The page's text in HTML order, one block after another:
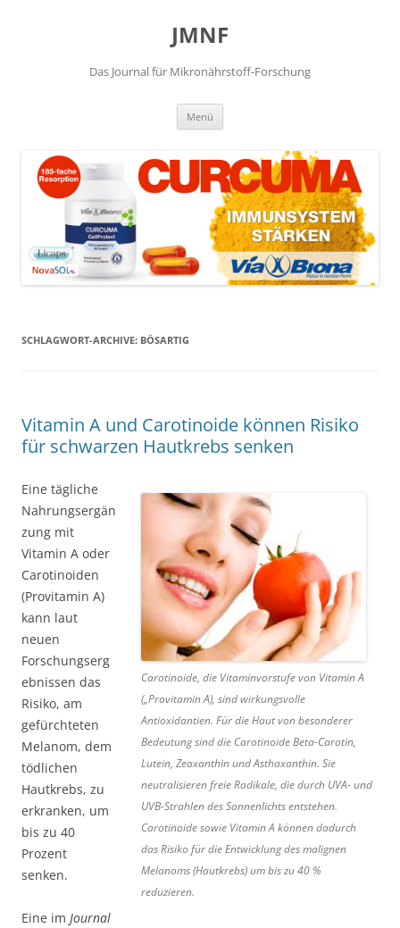
JMNF
Das Journal für Mikronährstoff-Forschung
Menü
SCHLAGWORT-ARCHIVE: BÖSARTIG
Vitamin A und Carotinoide können Risiko
für schwarzen Hautkrebs senken
Carotinoide, die Vitaminvorstufe von Vitamin A
(„Provitamin A), sind wirkungsvolle
Antioxidantien. Für die Haut von besonderer
Bedeutung sind die Carotinoide Beta-Carotin,
Lutein, Zeaxanthin und Asthaxanthin. Sie
neutralisieren freie Radikale, die durch UVA- und
UVB-Strahlen des Sonnenlichts entstehen.
Carotinoide sowie Vitamin A können dadurch
das Risiko für die Entwicklung des malignen
Melanoms (Hautkrebs) um bis zu 40 %
reduzieren.
Eine tägliche
Nahrungsergän
zung mit
Vitamin A oder
Carotinoiden
(Provitamin A)
kann laut
neuen
Forschungserg
ebnissen das
Risiko, am
gefürchteten
Melanom, dem
tödlichen
Hautkrebs, zu
erkranken, um
bis zu 40
Prozent
senken.
Eine im Journal